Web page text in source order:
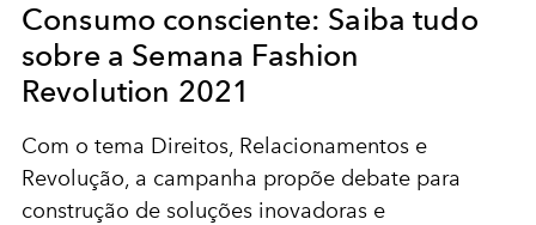
Consumo consciente: Saiba tudo
sobre a Semana Fashion
Revolution 2021
Com o tema Direitos, Relacionamentos e
Revolução, a campanha propõe debate para
construção de soluções inovadoras e